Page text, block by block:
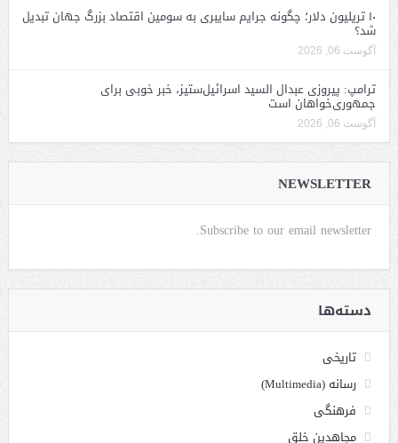
۱۰ تریلیون دلار؛ چگونه جرایم سایبری به سومین اقتصاد بزرگ جهان تبدیل
شد؟
آگوست 06, 2026
ترامپ: پیروزی عبدال السید اسرائیل‌ستیز، خبر خوبی برای
جمهوری‌خواهان است
آگوست 06, 2026
NEWSLETTER
Subscribe to our email newsletter.
دسته‌ها
تاریخی
رسانه (Multimedia)
فرهنگی
مجاهدین خلق